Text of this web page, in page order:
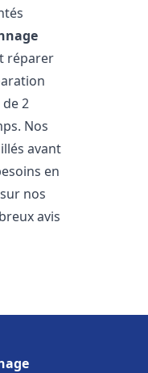
réparer
2
Nos
avant
en
nos
avis